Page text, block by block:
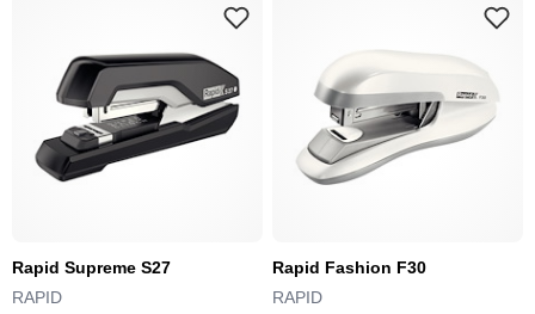
Rapid Supreme S27
RAPID
Rapid Fashion F30
RAPID